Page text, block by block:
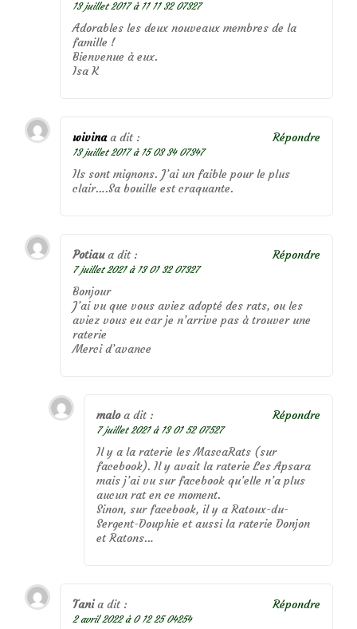
13 juillet 2017 à 11 11 32 07327
Adorables les deux nouveaux membres de la
famille !
Bienvenue à eux.
Isa K
wivina a dit :
13 juillet 2017 à 15 03 34 07347
Ils sont mignons. J’ai un faible pour le plus
clair….Sa bouille est craquante.
Répondre
Potiau a dit :
7 juillet 2021 à 13 01 32 07327
Bonjour
J’ai vu que vous aviez adopté des rats, ou les
aviez vous eu car je n’arrive pas à trouver une
raterie
Merci d’avance
Répondre
malo a dit :
7 juillet 2021 à 13 01 52 07527
Il y a la raterie les MascaRats (sur
facebook). Il y avait la raterie Les Apsara
mais j’ai vu sur facebook qu’elle n’a plus
aucun rat en ce moment.
Sinon, sur facebook, il y a Ratoux-du-
Sergent-Douphie et aussi la raterie Donjon
et Ratons…
Répondre
Tani a dit :
2 avril 2022 à 0 12 25 04254
Répondre